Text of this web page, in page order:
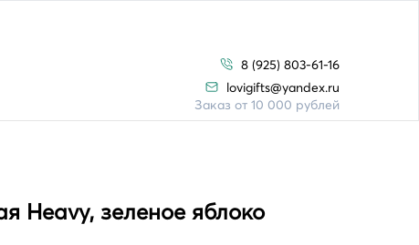
8 (925) 803-61-16
lovigifts@yandex.ru
Заказ от 10 000 рублей
Heavy, зеленое яблоко